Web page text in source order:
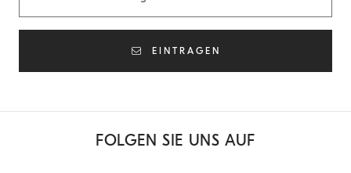
EINTRAGEN
FOLGEN SIE UNS AUF